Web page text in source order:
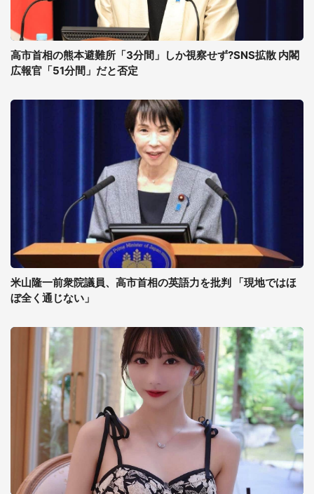
高市首相の熊本避難所「3分間」しか視察せず?SNS拡散 内閣
広報官「51分間」だと否定
米山隆一前衆院議員、高市首相の英語力を批判 「現地ではほ
ぼ全く通じない」